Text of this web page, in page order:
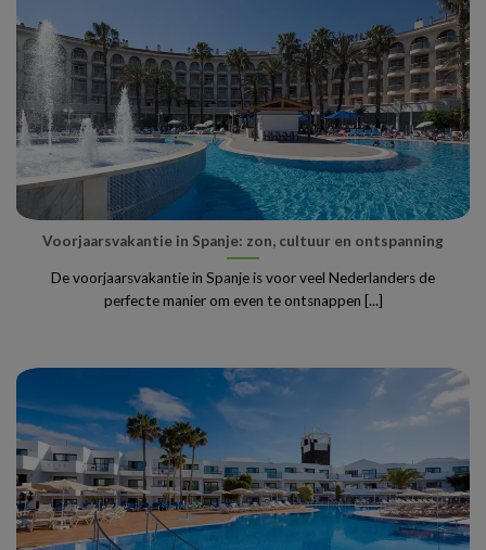
Voorjaarsvakantie in Spanje: zon, cultuur en ontspanning
De voorjaarsvakantie in Spanje is voor veel Nederlanders de
perfecte manier om even te ontsnappen [...]